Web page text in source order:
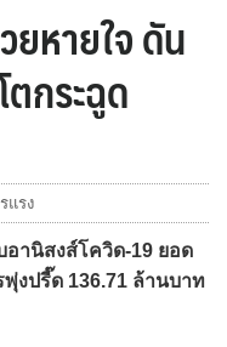
ยหายใจ ดัน
กระฉูด
แรง
อานิสงส์โควิด-19 ยอด
งปรี๊ด 136.71 ล้านบาท